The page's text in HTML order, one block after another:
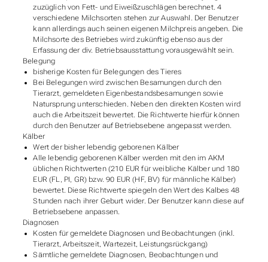
zuzüglich von Fett- und Eiweißzuschlägen berechnet. 4
verschiedene Milchsorten stehen zur Auswahl. Der Benutzer
kann allerdings auch seinen eigenen Milchpreis angeben. Die
Milchsorte des Betriebes wird zukünftig ebenso aus der
Erfassung der div. Betriebsausstattung vorausgewählt sein.
Belegung
bisherige Kosten für Belegungen des Tieres
Bei Belegungen wird zwischen Besamungen durch den
Tierarzt, gemeldeten Eigenbestandsbesamungen sowie
Natursprung unterschieden. Neben den direkten Kosten wird
auch die Arbeitszeit bewertet. Die Richtwerte hierfür können
durch den Benutzer auf Betriebsebene angepasst werden.
Kälber
Wert der bisher lebendig geborenen Kälber
Alle lebendig geborenen Kälber werden mit den im AKM
üblichen Richtwerten (210 EUR für weibliche Kälber und 180
EUR (FL, PI, GR) bzw. 90 EUR (HF, BV) für männliche Kälber)
bewertet. Diese Richtwerte spiegeln den Wert des Kalbes 48
Stunden nach ihrer Geburt wider. Der Benutzer kann diese auf
Betriebsebene anpassen.
Diagnosen
Kosten für gemeldete Diagnosen und Beobachtungen (inkl.
Tierarzt, Arbeitszeit, Wartezeit, Leistungsrückgang)
Sämtliche gemeldete Diagnosen, Beobachtungen und